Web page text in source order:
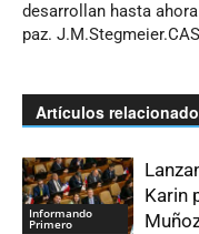
desarrollan hasta
paz.
Artículos
Informando
Primero
Karin